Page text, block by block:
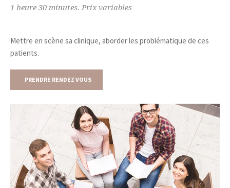
1 heure 30 minutes. Prix variables
Mettre en scène sa clinique, aborder les problématique de ces
patients.
PRENDRE RENDEZ VOUS